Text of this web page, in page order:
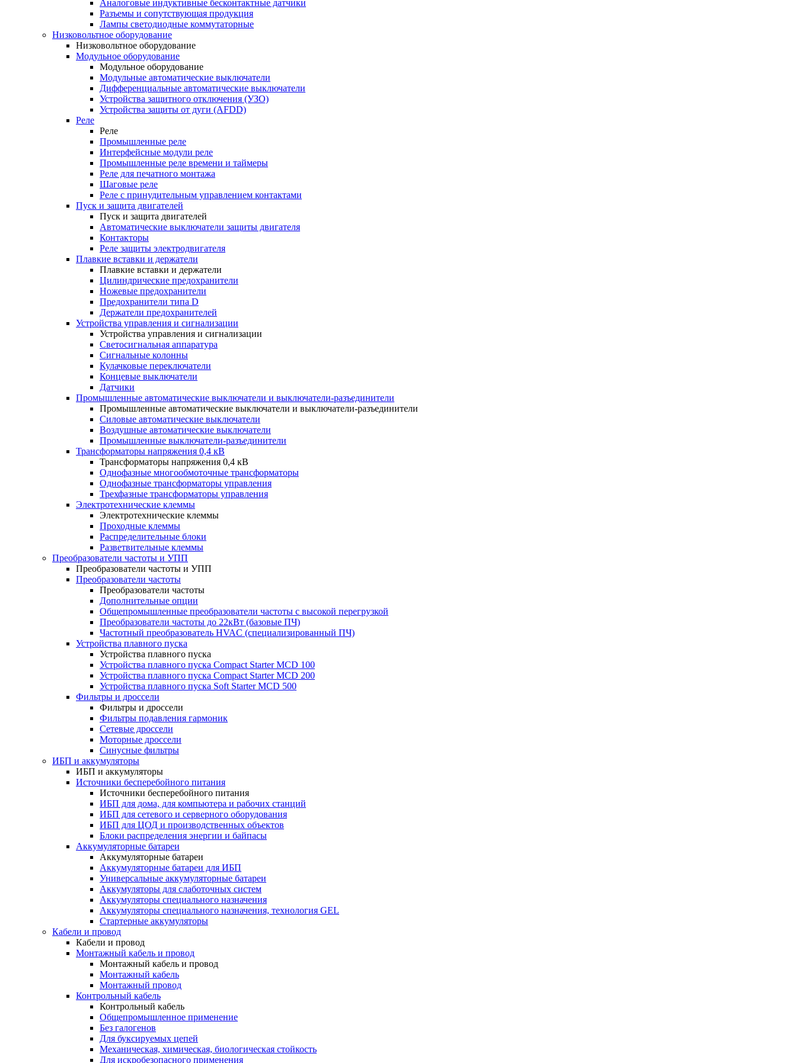
Аналоговые индуктивные бесконтактные датчики
Разъемы и сопутствующая продукция
Лампы светодиодные коммутаторные
Низковольтное оборудование
Низковольтное оборудование
Модульное оборудование
Модульное оборудование
Модульные автоматические выключатели
Дифференциальные автоматические выключатели
Устройства защитного отключения (УЗО)
Устройства защиты от дуги (AFDD)
Реле
Реле
Промышленные реле
Интерфейсные модули реле
Промышленные реле времени и таймеры
Реле для печатного монтажа
Шаговые реле
Реле с принудительным управлением контактами
Пуск и защита двигателей
Пуск и защита двигателей
Автоматические выключатели защиты двигателя
Контакторы
Реле защиты электродвигателя
Плавкие вставки и держатели
Плавкие вставки и держатели
Цилиндрические предохранители
Ножевые предохранители
Предохранители типа D
Держатели предохранителей
Устройства управления и сигнализации
Устройства управления и сигнализации
Светосигнальная аппаратура
Сигнальные колонны
Кулачковые переключатели
Концевые выключатели
Датчики
Промышленные автоматические выключатели и выключатели-разъединители
Промышленные автоматические выключатели и выключатели-разъединители
Силовые автоматические выключатели
Воздушные автоматические выключатели
Промышленные выключатели-разъединители
Трансформаторы напряжения 0,4 кВ
Трансформаторы напряжения 0,4 кВ
Однофазные многообмоточные трансформаторы
Однофазные трансформаторы управления
Трехфазные трансформаторы управления
Электротехнические клеммы
Электротехнические клеммы
Проходные клеммы
Распределительные блоки
Разветвительные клеммы
Преобразователи частоты и УПП
Преобразователи частоты и УПП
Преобразователи частоты
Преобразователи частоты
Дополнительные опции
Общепромышленные преобразователи частоты с высокой перегрузкой
Преобразователи частоты до 22кВт (базовые ПЧ)
Частотный преобразователь HVAC (специализированный ПЧ)
Устройства плавного пуска
Устройства плавного пуска
Устройства плавного пуска Compact Starter MCD 100
Устройства плавного пуска Compact Starter MCD 200
Устройства плавного пуска Soft Starter MCD 500
Фильтры и дроссели
Фильтры и дроссели
Фильтры подавления гармоник
Сетевые дроссели
Моторные дроссели
Синусные фильтры
ИБП и аккумуляторы
ИБП и аккумуляторы
Источники бесперебойного питания
Источники бесперебойного питания
ИБП для дома, для компьютера и рабочих станций
ИБП для сетевого и серверного оборудования
ИБП для ЦОД и производственных объектов
Блоки распределения энергии и байпасы
Аккумуляторные батареи
Аккумуляторные батареи
Аккумуляторные батареи для ИБП
Универсальные аккумуляторные батареи
Аккумуляторы для слаботочных систем
Аккумуляторы специального назначения
Аккумуляторы специального назначения, технология GEL
Стартерные аккумуляторы
Кабели и провод
Кабели и провод
Монтажный кабель и провод
Монтажный кабель и провод
Монтажный кабель
Монтажный провод
Контрольный кабель
Контрольный кабель
Общепромышленное применение
Без галогенов
Для буксируемых цепей
Механическая, химическая, биологическая стойкость
Для искробезопасного применения